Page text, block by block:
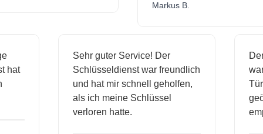
Markus B.
hat
Sehr guter Service! Der
Schlüsseldienst war freundlich
und hat mir schnell geholfen,
als ich meine Schlüssel
verloren hatte.